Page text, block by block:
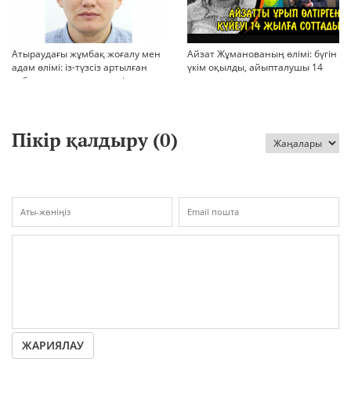
Атыраудағы жұмбақ жоғалу мен
адам өлімі: із-түзсіз артылған
отбасы, полиция тергеуі және
Айзат Жұманованың өлімі: бүгін
үкім оқылды, айыпталушы 14
Пікір қалдыру (0)
ЖАРИЯЛАУ